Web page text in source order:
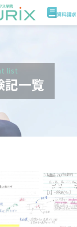
資料請求
list
記一覧